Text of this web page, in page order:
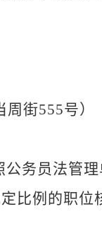
周街555号）
务员法管
比例的职位